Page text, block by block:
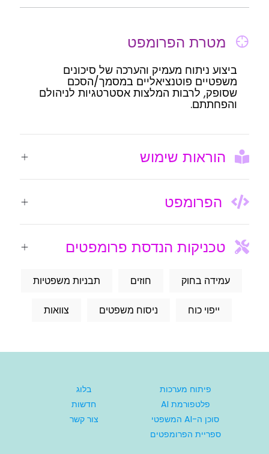
מטרת הפרומפט
ביצוע ניתוח מעמיק והערכה של סיכונים
משפטיים פוטנציאליים במסמך/הסכם
שסופק, לרבות המלצות אסטרטגיות לניהולם
והפחתתם.
הוראות שימוש
הפרומפט
טכניקות הנדסת פרומפטים
עמידה בחוק חוזים תבניות משפטיות
ייפוי כוח ניסוח משפטים צוואות
פיתוח מערכות
פלטפורמת AI
סוכן ה-AI המשפטי
ספריית הפרומפטים
בלוג
חדשות
צור קשר